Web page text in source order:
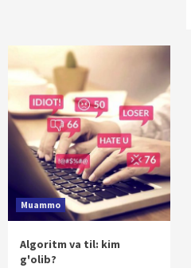
Muammo
Algoritm va til: kim
g'olib?